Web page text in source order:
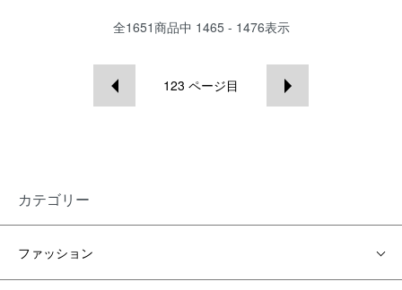
全1651商品中 1465 - 1476表示
123 ページ目
カテゴリー
ファッション